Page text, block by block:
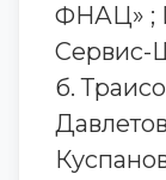
ФНАЦ» ;
Сервис-
б.